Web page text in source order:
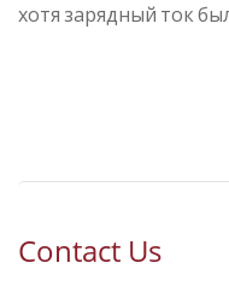
хотя зарядный ток